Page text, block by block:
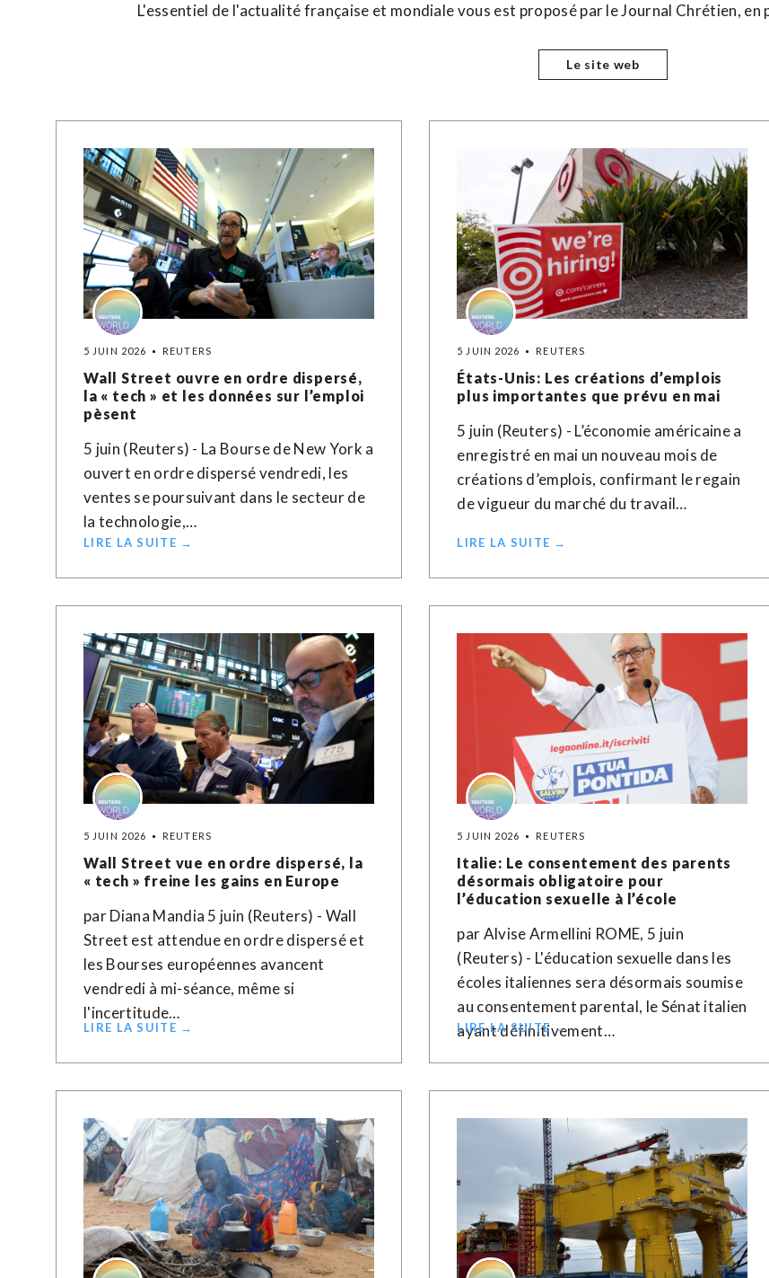
L'essentiel de l'actualité française et mondiale vous est proposé par le Journal Chrétien,
Le site web
5 JUIN 2026 REUTERS
Wall Street ouvre en ordre dispersé,
la « tech » et les données sur l’emploi
pèsent
5 juin (Reuters) - La Bourse de New York a
ouvert en ordre dispersé vendredi, les
ventes se poursuivant dans le secteur de
la technologie,…
LIRE LA SUITE →
5 JUIN 2026 REUTERS
États-Unis: Les créations d’emplois
plus importantes que prévu en mai
5 juin (Reuters) - L’économie américaine a
enregistré en mai un nouveau mois de
créations d’emplois, confirmant le regain
de vigueur du marché du travail…
LIRE LA SUITE →
5 JUIN 2026 REUTERS
Wall Street vue en ordre dispersé, la
« tech » freine les gains en Europe
par Diana Mandia 5 juin (Reuters) - Wall
Street est attendue en ordre dispersé et
les Bourses européennes avancent
vendredi à mi-séance, même si
l'incertitude…
LIRE LA SUITE →
5 JUIN 2026 REUTERS
Italie: Le consentement des parents
désormais obligatoire pour
l’éducation sexuelle à l’école
par Alvise Armellini ROME, 5 juin
(Reuters) - L'éducation sexuelle dans les
écoles italiennes sera désormais soumise
au consentement parental, le Sénat italien
ayant définitivement…
LIRE LA SUITE →